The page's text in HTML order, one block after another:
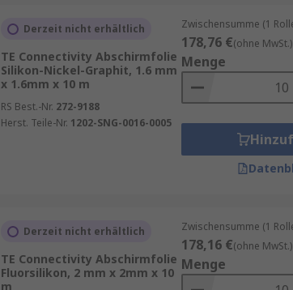
Derzeit nicht erhältlich
TE Connectivity Abschirmfolie
Silikon-Nickel-Graphit, 1.6 mm
x 1.6mm x 10 m
RS Best.-Nr. 272-9188
Herst. Teile-Nr. 1202-SNG-0016-0005
Zwischensumme (1
178,76 €(ohne MwSt.)
Menge
Derzeit nicht erhältlich
TE Connectivity Abschirmfolie
Fluorsilikon, 2 mm x 2mm x 10
m
Zwischensumme (1
178,16 €(ohne MwSt.)
Menge